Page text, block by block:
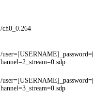
/ch0_0.264
/
hannel=2_stream=0.sdp
/
hannel=3_stream=0.sdp